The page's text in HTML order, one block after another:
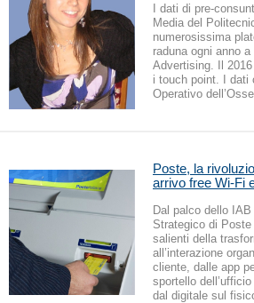
I dati di pre-
Media del
numerosissima
raduna ogni anno
Advertising. Il
i touch point. I dati
Operativo
Poste, la
arrivo free Wi-Fi
Dal palco dello
Strategico di
salienti della
all’interazione
cliente, dalle app
sportello
dal digitale sul